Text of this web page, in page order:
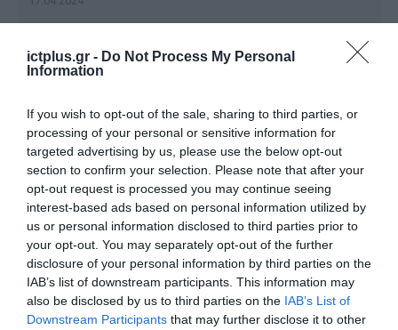
ictplus.gr - Do Not Process My Personal
Information
If you wish to opt-out of the sale, sharing to third parties, or
processing of your personal or sensitive information for
targeted advertising by us, please use the below opt-out
section to confirm your selection. Please note that after your
opt-out request is processed you may continue seeing
interest-based ads based on personal information utilized by
us or personal information disclosed to third parties prior to
your opt-out. You may separately opt-out of the further
disclosure of your personal information by third parties on the
IAB’s list of downstream participants. This information may
also be disclosed by us to third parties on the IAB’s List of
Downstream Participants that may further disclose it to other
που θα μπορούν να φτάσουν και να
εξυπηρετήσουν αγορές εκτός Ε.Ε., που
βρίσκονται κυρίως στα νότια αλλά και